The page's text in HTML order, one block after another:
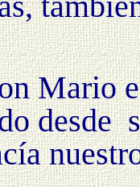
Mario
desde